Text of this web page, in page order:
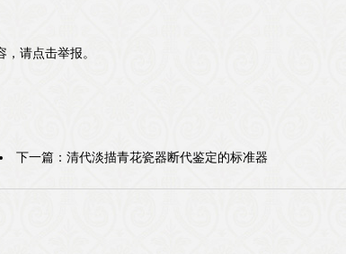
请点击举报。
下一篇： 清代淡描青花瓷器断代鉴定的标准器